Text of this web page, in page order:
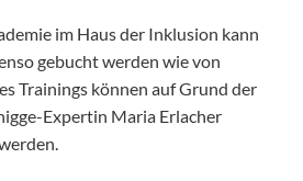
im Haus der Inklusion kann
gebucht werden wie von
Trainings können auf Grund der
Expertin Maria Erlacher